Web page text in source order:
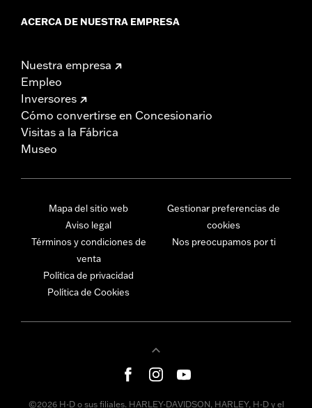
ACERCA DE NUESTRA EMPRESA
Nuestra empresa
Empleo
Inversores
Cómo convertirse en Concesionario
Visitas a la Fábrica
Museo
Mapa del sitio web
Aviso legal
Términos y condiciones de
venta
Política de privacidad
Política de Cookies
Gestionar preferencias de
cookies
Nos preocupamos por ti
©2026 H-D o sus filiales. HARLEY-DAVIDSON, HARLEY, H-D y el